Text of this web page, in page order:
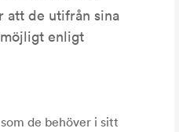
att de utifrån sina
enligt
de behöver i sitt